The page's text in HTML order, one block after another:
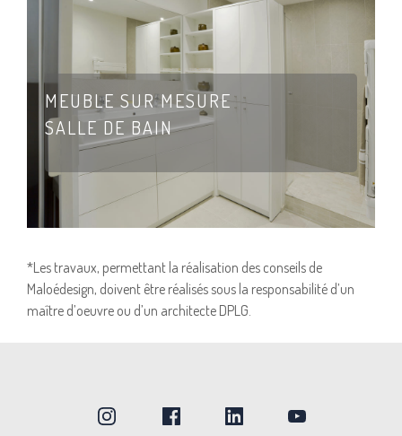
MEUBLE SUR MESURE
SALLE DE BAIN
*Les travaux, permettant la réalisation des conseils de
Maloédesign, doivent être réalisés sous la responsabilité d’un
maître d’oeuvre ou d’un architecte DPLG.